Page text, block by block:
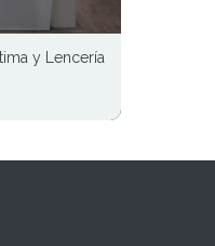
y Lencería